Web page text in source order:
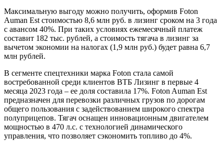
Максимальную выгоду можно получить, оформив Foton
Auman Est стоимостью 8,6 млн руб. в лизинг сроком на 3 года
с авансом 40%. При таких условиях ежемесячный платеж
составит 182 тыс. рублей, а стоимость тягача в лизинг за
вычетом экономии на налогах (1,9 млн руб.) будет равна 6,7
млн рублей.
В сегменте спецтехники марка Foton стала самой
востребованной среди клиентов ВТБ Лизинг в первые 4
месяца 2023 года – ее доля составила 17%. Foton Auman Est
предназначен для перевозки различных грузов по дорогам
общего пользования с задействованием широкого спектра
полуприцепов. Тягач оснащен инновационным двигателем
мощностью в 470 л.с. с технологией динамического
управления, что позволяет сэкономить топливо до 4%.